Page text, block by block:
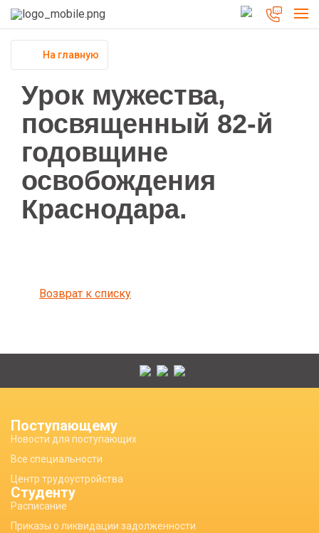
На главную
Урок мужества,
посвященный 82-й
годовщине
освобождения
Краснодара.
Возврат к списку
Поступающему
Новости для поступающих
Все специальности
Центр трудоустройства
Студенту
Расписание
Приказы о ликвидации задолженности